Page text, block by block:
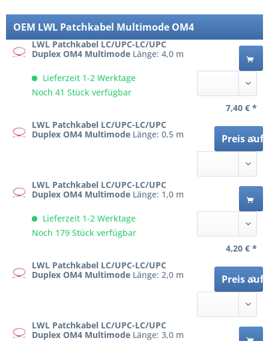
OEM LWL Patchkabel Multimode OM4
LWL Patchkabel LC/UPC-LC/UPC
Duplex OM4 MultimodeLänge: 4,0 m
Lieferzeit 1-2 Werktage
Noch 41 Stück verfügbar
7,40 € *
LWL Patchkabel LC/UPC-LC/UPC
Duplex OM4 MultimodeLänge: 0,5 m Preis auf
LWL Patchkabel LC/UPC-LC/UPC
Duplex OM4 MultimodeLänge: 1,0 m
Lieferzeit 1-2 Werktage
Noch 179 Stück verfügbar
4,20 € *
LWL Patchkabel LC/UPC-LC/UPC
Duplex OM4 MultimodeLänge: 2,0 m Preis auf
LWL Patchkabel LC/UPC-LC/UPC
Duplex OM4 MultimodeLänge: 3,0 m